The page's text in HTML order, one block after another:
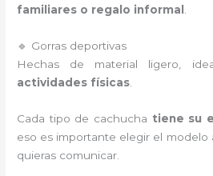
familiares o regalo informal
🔹 Gorras deportivas
Hechas de material ligero,
actividades físicas
Cada tipo de cachucha tiene su
eso es importante elegir el
quieras comunicar.